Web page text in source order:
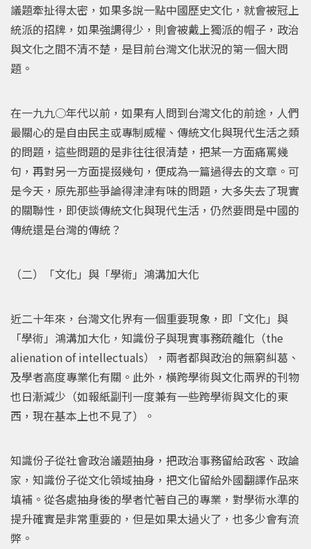
議題牽扯得太密，如果多說一點中國歷史文化，就會被冠上
統派的招牌，如果強調得少，則會被戴上獨派的帽子，政治
與文化之間不清不楚，是目前台灣文化狀況的第一個大問
題。
在一九九○年代以前，如果有人問到台灣文化的前途，人們
最關心的是自由民主或專制威權、傳統文化與現代生活之類
的問題，這些問題的是非往往很清楚，把某一方面痛罵幾
句，再對另一方面提掇幾句，便成為一篇過得去的文章。可
是今天，原先那些爭論得津津有味的問題，大多失去了現實
的關聯性，即使談傳統文化與現代生活，仍然要問是中國的
傳統還是台灣的傳統？
（二）「文化」與「學術」鴻溝加大化
近二十年來，台灣文化界有一個重要現象，即「文化」與
「學術」鴻溝加大化，知識份子與現實事務疏離化（the
alienation of intellectuals），兩者都與政治的無窮糾葛、
及學者高度專業化有關。此外，橫跨學術與文化兩界的刊物
也日漸減少（如報紙副刊一度兼有一些跨學術與文化的東
西，現在基本上也不見了）。
知識份子從社會政治議題抽身，把政治事務留給政客、政論
家，知識份子從文化領域抽身，把文化留給外國翻譯作品來
填補。從各處抽身後的學者忙著自己的專業，對學術水準的
提升確實是非常重要的，但是如果太過火了，也多少會有流
弊。